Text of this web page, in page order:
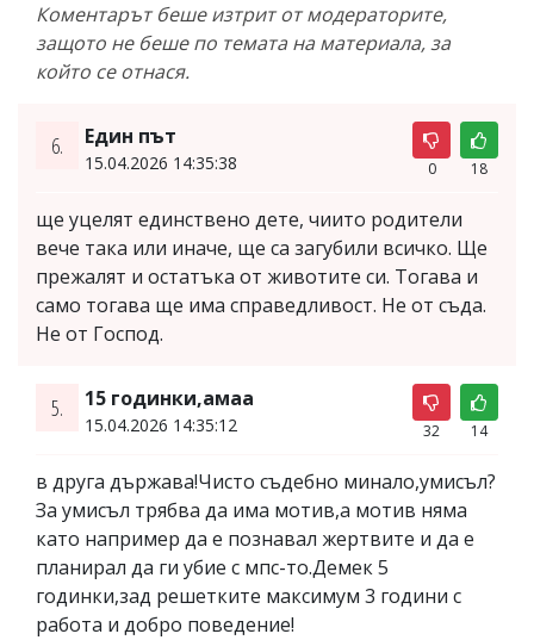
Коментарът беше изтрит от модераторите,
защото не беше по темата на материала, за
който се отнася.
6. Един път
15.04.2026 14:35:38 0 18
ще уцелят единствено дете, чиито родители
вече така или иначе, ще са загубили всичко. Ще
прежалят и остатъка от животите си. Тогава и
само тогава ще има справедливост. Не от съда.
Не от Господ.
5. 15 годинки,амаа
15.04.2026 14:35:12 32 14
в друга държава!Чисто съдебно минало,умисъл?
За умисъл трябва да има мотив,а мотив няма
като например да е познавал жертвите и да е
планирал да ги убие с мпс-то.Демек 5
годинки,зад решетките максимум 3 години с
работа и добро поведение!